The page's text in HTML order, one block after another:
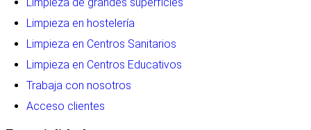
Limpieza en hostelería
Limpieza en Centros Sanitarios
Limpieza en Centros Educativos
Trabaja con nosotros
Acceso clientes